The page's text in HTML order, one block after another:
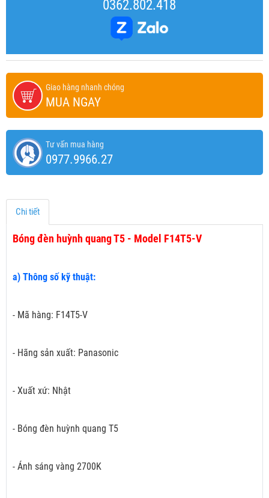
0362.802.418
Giao hàng nhanh chóng
MUA NGAY
Tư vấn mua hàng
0977.9966.27
Chi tiết
Bóng đèn huỳnh quang T5 - Model F14T5-V
a) Thông số kỹ thuật:
- Mã hàng: F14T5-V
- Hãng sản xuất: Panasonic
- Xuất xứ: Nhật
- Bóng đèn huỳnh quang T5
- Ánh sáng vàng 2700K